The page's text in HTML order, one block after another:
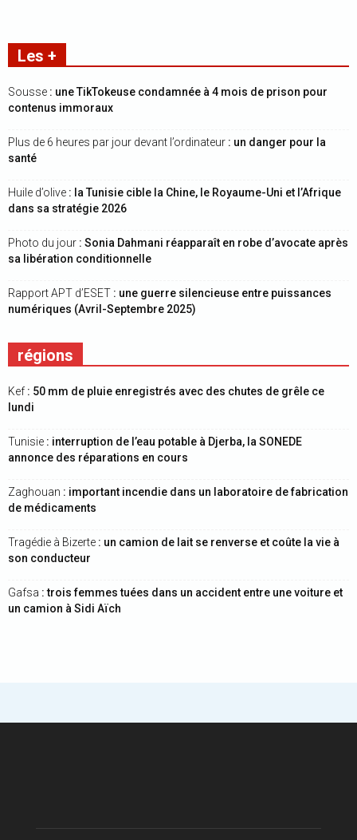
Les +
Sousse : une TikTokeuse condamnée à 4 mois de prison pour
contenus immoraux
Plus de 6 heures par jour devant l’ordinateur : un danger pour la
santé
Huile d’olive : la Tunisie cible la Chine, le Royaume-Uni et l’Afrique
dans sa stratégie 2026
Photo du jour : Sonia Dahmani réapparaît en robe d’avocate après
sa libération conditionnelle
Rapport APT d’ESET : une guerre silencieuse entre puissances
numériques (Avril-Septembre 2025)
régions
Kef : 50 mm de pluie enregistrés avec des chutes de grêle ce
lundi
Tunisie : interruption de l’eau potable à Djerba, la SONEDE
annonce des réparations en cours
Zaghouan : important incendie dans un laboratoire de fabrication
de médicaments
Tragédie à Bizerte : un camion de lait se renverse et coûte la vie à
son conducteur
Gafsa : trois femmes tuées dans un accident entre une voiture et
un camion à Sidi Aïch